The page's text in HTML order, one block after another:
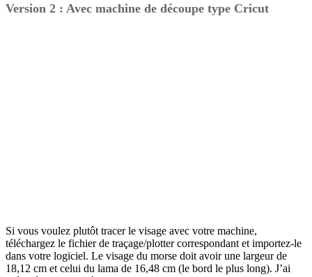
Version 2 : Avec machine de découpe type Cricut
Si vous voulez plutôt tracer le visage avec votre machine,
téléchargez le fichier de traçage/plotter correspondant et importez-le
dans votre logiciel. Le visage du morse doit avoir une largeur de
18,12 cm et celui du lama de 16,48 cm (le bord le plus long). J’ai